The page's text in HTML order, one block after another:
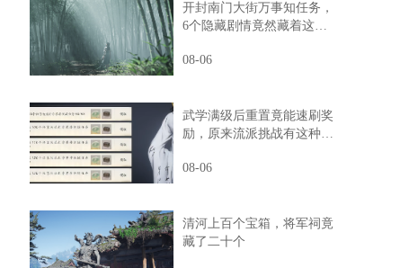
开封南门大街万事知任务，
6个隐藏剧情竟然藏着这样
08-06
武学满级后重置竟能速刷奖
励，原来流派挑战有这种捷
08-06
清河上百个宝箱，将军祠竟
藏了二十个